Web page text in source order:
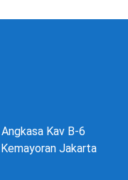
Kav B-6
Jakarta